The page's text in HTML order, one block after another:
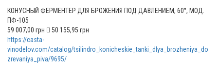
КОНУСНЫЙ ФЕРМЕНТЕР ДЛЯ БРОЖЕНИЯ ПОД ДАВЛЕНИЕМ, 60°, МОД.
ПФ-105
59 007,00 грн  50 155,95 грн
https://casta-
vinodelov.com/catalog/tsilindro_konicheskie_tanki_dlya_brozheniya_do
zrevaniya_piva/9695/